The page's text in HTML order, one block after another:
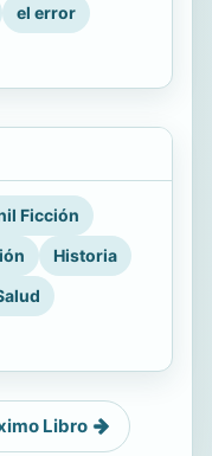
el error
Ficción
Historia
Libro